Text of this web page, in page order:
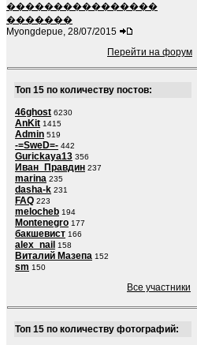
����������������
�������
Myongdepue, 28/07/2015
Перейти на форум
Топ 15 по количеству постов:
46ghost 6230
AnKit 1415
Admin 519
-=SweD=- 442
Gurickaya13 356
Иван_Правдин 237
marina 235
dasha-k 231
FAQ 223
melocheb 194
Montenegro 177
бакшевист 166
alex_nail 158
Виталий Мазепа 152
sm 150
Все участники
Топ 15 по количеству фотографий: